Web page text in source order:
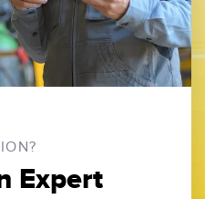
Expert